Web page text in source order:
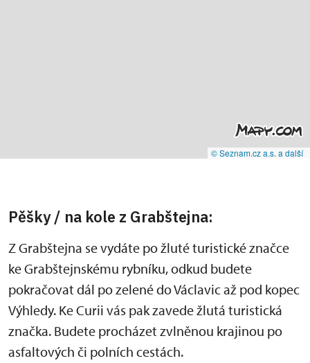
© Seznam.cz a.s. a další
Pěšky / na kole z Grabštejna:
Z Grabštejna se vydáte po žluté turistické značce
ke Grabštejnskému rybníku, odkud budete
pokračovat dál po zelené do Václavic až pod kopec
Výhledy. Ke Curii vás pak zavede žlutá turistická
značka. Budete procházet zvlněnou krajinou po
asfaltových či polních cestách.